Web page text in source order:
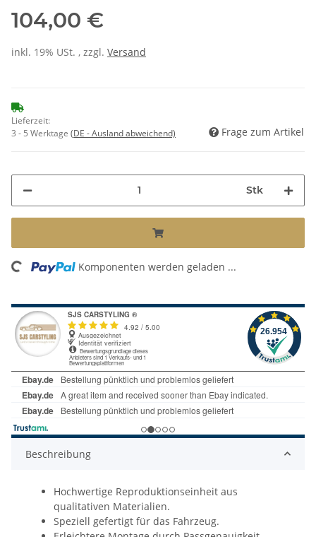
104,00 €
inkl. 19% USt. , zzgl. Versand
Lieferzeit:
3 - 5 Werktage (DE - Ausland abweichend) Frage zum Artikel
Stk
Komponenten werden geladen ...
Beschreibung
Hochwertige Reproduktionseinheit aus
qualitativen Materialien.
Speziell gefertigt für das Fahrzeug.